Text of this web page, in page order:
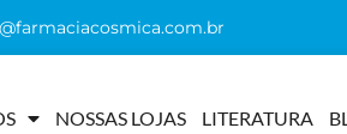
NOSSAS LOJAS LITERATURA